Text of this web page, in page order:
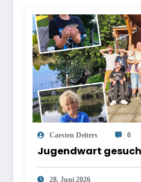
Carsten Deiters 0
Jugendwart
28. Juni 2026